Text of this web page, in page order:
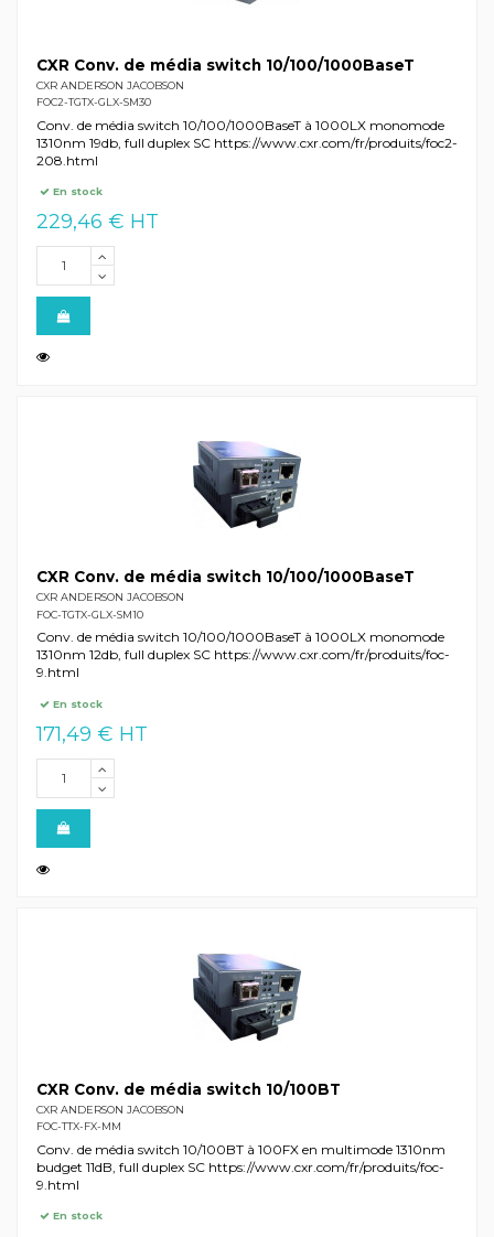
CXR Conv. de média switch 10/100/1000BaseT
CXR ANDERSON JACOBSON
FOC2-TGTX-GLX-SM30
Conv. de média switch 10/100/1000BaseT à 1000LX monomode
1310nm 19db, full duplex SC https://www.cxr.com/fr/produits/foc2-
208.html
En stock
229,46 € HT
CXR Conv. de média switch 10/100/1000BaseT
CXR ANDERSON JACOBSON
FOC-TGTX-GLX-SM10
Conv. de média switch 10/100/1000BaseT à 1000LX monomode
1310nm 12db, full duplex SC https://www.cxr.com/fr/produits/foc-
9.html
En stock
171,49 € HT
CXR Conv. de média switch 10/100BT
CXR ANDERSON JACOBSON
FOC-TTX-FX-MM
Conv. de média switch 10/100BT à 100FX en multimode 1310nm
budget 11dB, full duplex SC https://www.cxr.com/fr/produits/foc-
9.html
En stock